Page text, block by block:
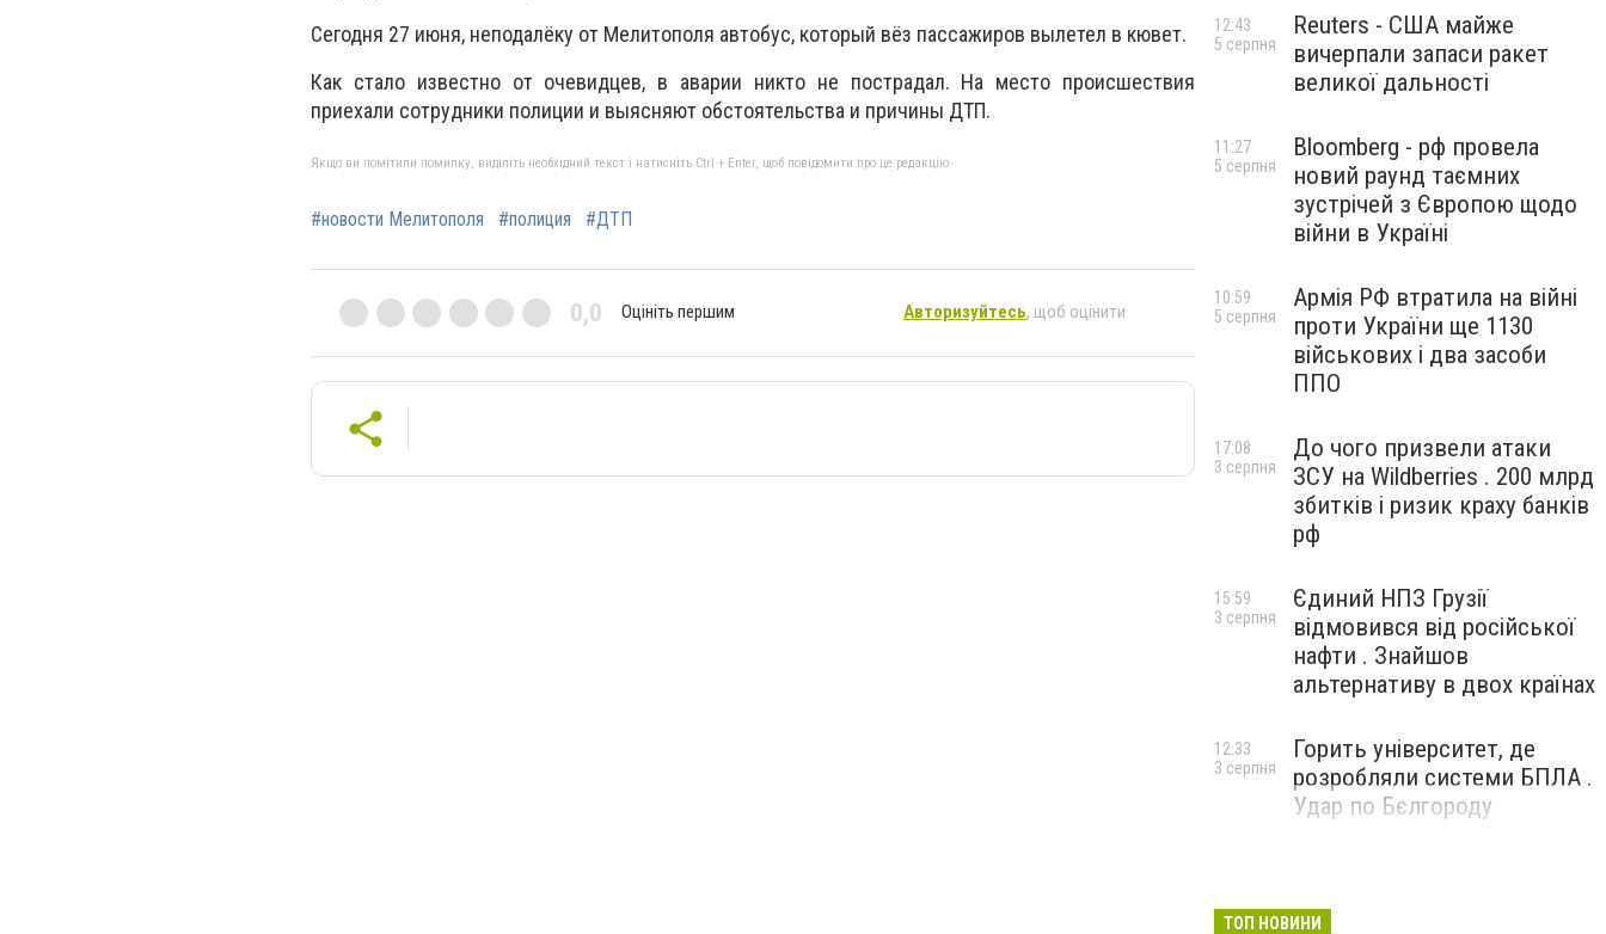
Сегодня 27 июня, неподалёку от Мелитополя автобус, который вёз пассажиров вылетел в кювет.
Как стало известно от очевидцев, в аварии никто не пострадал. На место происшествия
приехали сотрудники полиции и выясняют обстоятельства и причины ДТП.
Якщо ви помітили помилку, виділіть необхідний текст і натисніть Ctrl + Enter, щоб повідомити про це редакцію
#новости Мелитополя #полиция #ДТП
0,0 Оцініть першим Авторизуйтесь, щоб оцінити
Reuters - США майже
вичерпали запаси ракет
великої дальності
12:43
5 серпня
Bloomberg - рф провела
новий раунд таємних
зустрічей з Європою щодо
війни в Україні
11:27
5 серпня
Армія РФ втратила на війні
проти України ще 1130
військових і два засоби
ППО
10:59
5 серпня
До чого призвели атаки
ЗСУ на Wildberries . 200 млрд
збитків і ризик краху банків
рф
17:08
3 серпня
Єдиний НПЗ Грузії
відмовився від російської
нафти . Знайшов
альтернативу в двох країнах
15:59
3 серпня
Горить університет, де
розробляли системи БПЛА .
Удар по Бєлгороду
12:33
3 серпня
ТОП НОВИНИ